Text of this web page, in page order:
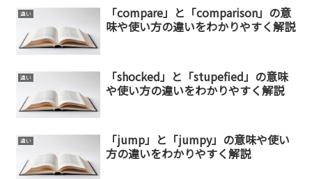
違い
「compare」と「comparison」の意
味や使い方の違いをわかりやすく解説
違い
「shocked」と「stupefied」の意味
や使い方の違いをわかりやすく解説
違い
「jump」と「jumpy」の意味や使い
方の違いをわかりやすく解説